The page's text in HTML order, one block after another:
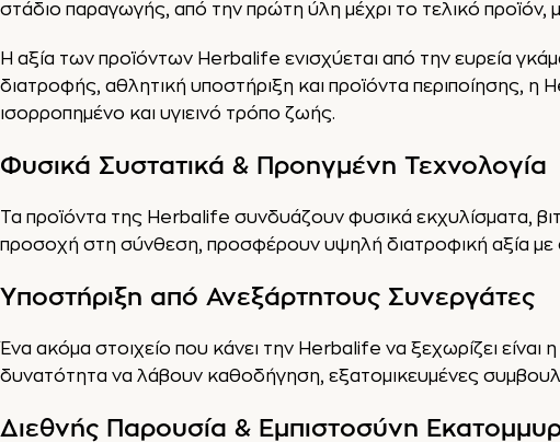
στάδιο παραγωγής, από την πρώτη ύλη μέχρι το τελικό προϊόν,
Η αξία των προϊόντων Herbalife ενισχύεται από την ευρεία
διατροφής, αθλητική υποστήριξη και προϊόντα περιποίησης,
ισορροπημένο και υγιεινό τρόπο ζωής.
Φυσικά Συστατικά & Προηγμένη Τεχνολογία
Τα προϊόντα της Herbalife συνδυάζουν φυσικά εκχυλίσματα,
προσοχή στη σύνθεση, προσφέρουν υψηλή διατροφική αξία με
Υποστήριξη από Ανεξάρτητους Συνεργάτες
Ένα ακόμα στοιχείο που κάνει την Herbalife να ξεχωρίζει
δυνατότητα να λάβουν καθοδήγηση, εξατομικευμένες
Διεθνής Παρουσία & Εμπιστοσύνη